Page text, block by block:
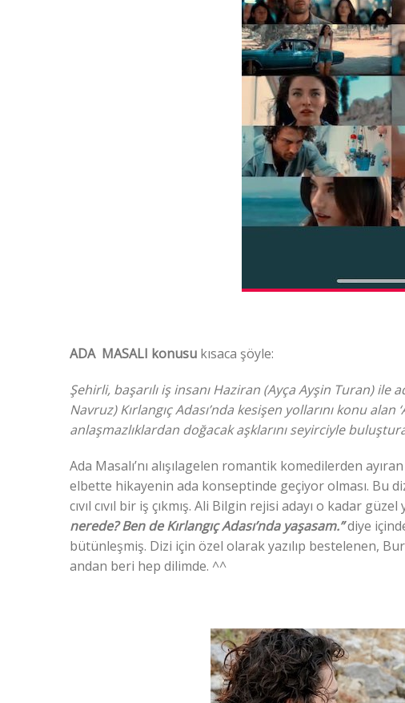
ADA MASALI konusu kısaca şöyle:
Şehirli, başarılı iş insanı Haziran (Ayça Ayşin Turan) ile
Navruz) Kırlangıç Adası’nda kesişen yollarını konu
anlaşmazlıklardan doğacak aşklarını seyirciyle
Ada Masalı’nı alışılagelen romantik komedilerden
elbette hikayenin ada konseptinde geçiyor olması. Bu
cıvıl cıvıl bir iş çıkmış. Ali Bilgin rejisi adayı o kadar
nerede? Ben de Kırlangıç Adası’nda yaşasam.”diye
bütünleşmiş. Dizi için özel olarak yazılıp bestelenen,
andan beri hep dilimde. ^^